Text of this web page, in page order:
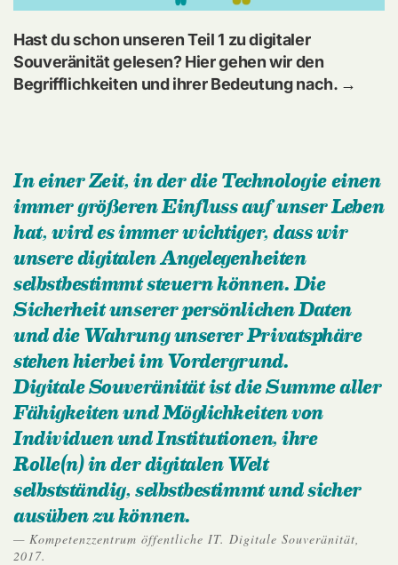
Hast du schon unseren Teil 1 zu digitaler
Souveränität gelesen? Hier gehen wir den
Begrifflichkeiten und ihrer Bedeutung nach. →
In einer Zeit, in der die Technologie einen
immer größeren Einfluss auf unser Leben
hat, wird es immer wichtiger, dass wir
unsere digitalen Angelegenheiten
selbstbestimmt steuern können. Die
Sicherheit unserer persönlichen Daten
und die Wahrung unserer Privatsphäre
stehen hierbei im Vordergrund.
Digitale Souveränität ist die Summe aller
Fähigkeiten und Möglichkeiten von
Individuen und Institutionen, ihre
Rolle(n) in der digitalen Welt
selbstständig, selbstbestimmt und sicher
ausüben zu können.
Kompetenzzentrum öffentliche IT. Digitale Souveränität,
2017.